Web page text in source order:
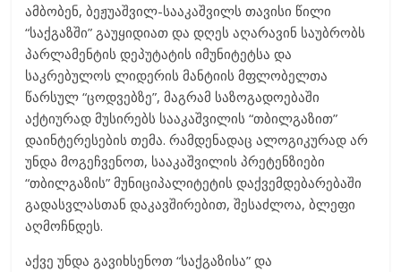
ამბობენ, ბეჟუაშვილ-სააკაშვილს თავისი წილი
“საქგაზში” გაუყიდიათ და დღეს აღარავინ საუბრობს
პარლამენტის დეპუტატის იმუნიტეტსა და
საკრებულოს ლიდერის მანტიის მფლობელთა
წარსულ “ცოდვებზე”, მაგრამ საზოგადოებაში
აქტიურად მუსირებს სააკაშვილის “თბილგაზით”
დაინტერესების თემა. რამდენადაც ალოგიკურად არ
უნდა მოგეჩვენოთ, სააკაშვილის პრეტენზიები
“თბილგაზის” მუნიციპალიტეტის დაქვემდებარებაში
გადასვლასთან დაკავშირებით, შესაძლოა, ბლეფი
აღმოჩნდეს.
აქვე უნდა გავიხსენოთ “საქგაზისა” და